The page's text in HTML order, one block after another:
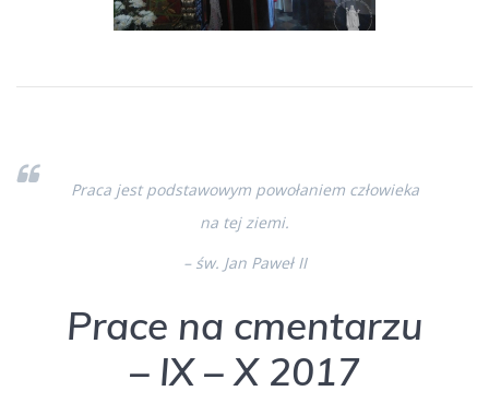
Praca jest podstawowym powołaniem człowieka
na tej ziemi.
– św. Jan Paweł II
Prace na cmentarzu
– IX – X 2017